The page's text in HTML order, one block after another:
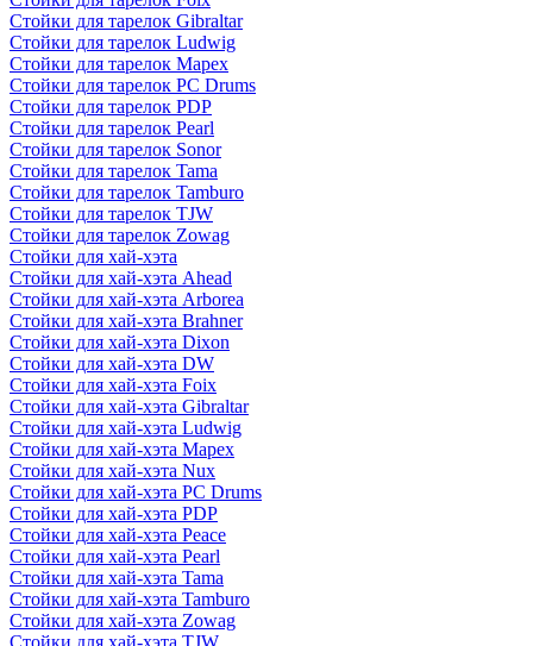
Стойки для тарелок Gibraltar
Стойки для тарелок Ludwig
Стойки для тарелок Mapex
Стойки для тарелок PC Drums
Стойки для тарелок PDP
Стойки для тарелок Pearl
Стойки для тарелок Sonor
Стойки для тарелок Tama
Стойки для тарелок Tamburo
Стойки для тарелок TJW
Стойки для тарелок Zowag
Стойки для хай-хэта
Стойки для хай-хэта Ahead
Стойки для хай-хэта Arborea
Стойки для хай-хэта Brahner
Стойки для хай-хэта Dixon
Стойки для хай-хэта DW
Стойки для хай-хэта Foix
Стойки для хай-хэта Gibraltar
Стойки для хай-хэта Ludwig
Стойки для хай-хэта Mapex
Стойки для хай-хэта Nux
Стойки для хай-хэта PC Drums
Стойки для хай-хэта PDP
Стойки для хай-хэта Peace
Стойки для хай-хэта Pearl
Стойки для хай-хэта Tama
Стойки для хай-хэта Tamburo
Стойки для хай-хэта Zowag
Стойки для хай-хэта TJW